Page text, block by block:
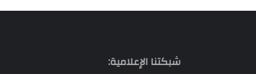
شبكتنا الإعلامية: